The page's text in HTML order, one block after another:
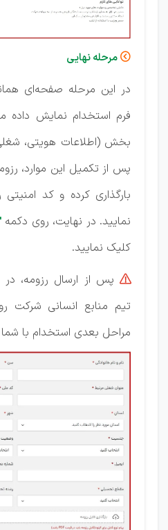
 مرحله نهایی
در این مرحله صفحه‌ای
فرم استخدام نمایش
بخش (اطلاعات هویتی،
بارگذاری کرده و کد امنیتی
نمایید. در نهایت، روی دکمه
کلیک نمایید.

پس از ارسال رزومه،
تیم منابع انسانی شرکت
مراحل بعدی استخدام با